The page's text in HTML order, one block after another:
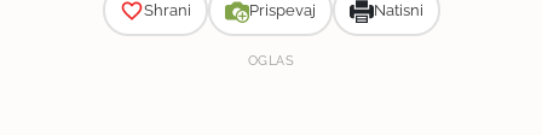
Shrani Prispevaj Natisni
OGLAS